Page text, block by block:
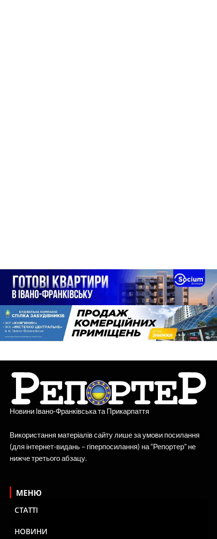
Новини Івано-Франківська та Прикарпаття
Використання матеріалів сайту лише за умови посилання
(для інтернет-видань – гіперпосилання) на “Репортер” не
нижче третього абзацу.
МЕНЮ
СТАТТІ
НОВИНИ